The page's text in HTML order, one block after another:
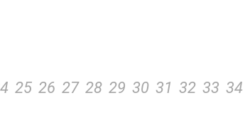
25 26 27 28 29 30 31 32 33 34